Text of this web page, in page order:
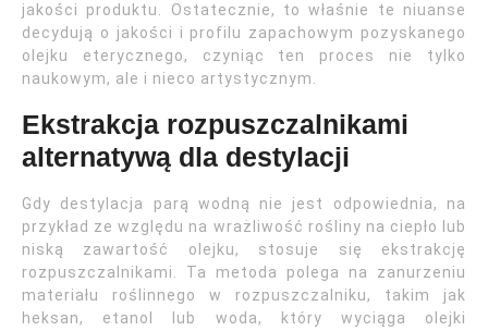
jakości produktu. Ostatecznie, to właśnie te niuanse
decydują o jakości i profilu zapachowym pozyskanego
olejku eterycznego, czyniąc ten proces nie tylko
naukowym, ale i nieco artystycznym.
Ekstrakcja rozpuszczalnikami
alternatywą dla destylacji
Gdy destylacja parą wodną nie jest odpowiednia, na
przykład ze względu na wrażliwość rośliny na ciepło lub
niską zawartość olejku, stosuje się ekstrakcję
rozpuszczalnikami. Ta metoda polega na zanurzeniu
materiału roślinnego w rozpuszczalniku, takim jak
heksan, etanol lub woda, który wyciąga olejki